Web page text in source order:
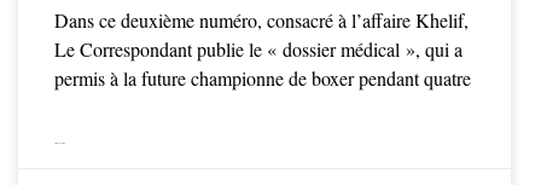
Dans ce deuxième numéro, consacré à l’affaire Khelif,
Le Correspondant publie le « dossier médical », qui a
permis à la future championne de boxer pendant quatre